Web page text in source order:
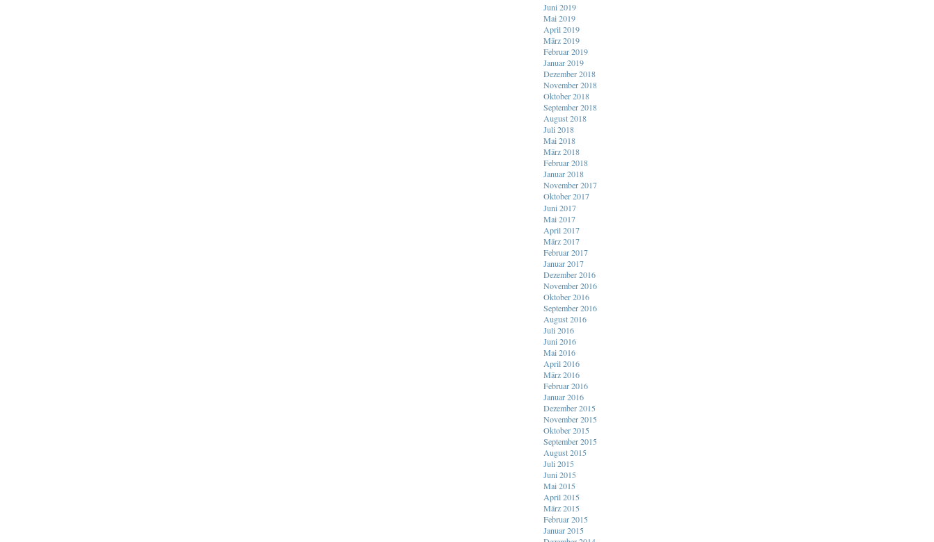
Juni 2019
Mai 2019
April 2019
März 2019
Februar 2019
Januar 2019
Dezember 2018
November 2018
Oktober 2018
September 2018
August 2018
Juli 2018
Mai 2018
März 2018
Februar 2018
Januar 2018
November 2017
Oktober 2017
Juni 2017
Mai 2017
April 2017
März 2017
Februar 2017
Januar 2017
Dezember 2016
November 2016
Oktober 2016
September 2016
August 2016
Juli 2016
Juni 2016
Mai 2016
April 2016
März 2016
Februar 2016
Januar 2016
Dezember 2015
November 2015
Oktober 2015
September 2015
August 2015
Juli 2015
Juni 2015
Mai 2015
April 2015
März 2015
Februar 2015
Januar 2015